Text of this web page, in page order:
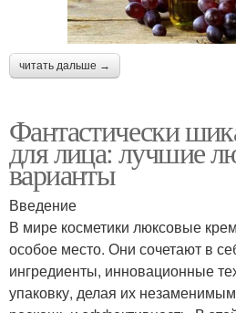
читать дальше →
Фантастически
для лица: лучшие
варианты
Введение
В мире косметики люксовые
особое место. Они сочетают в
ингредиенты, инновационные
упаковку, делая их